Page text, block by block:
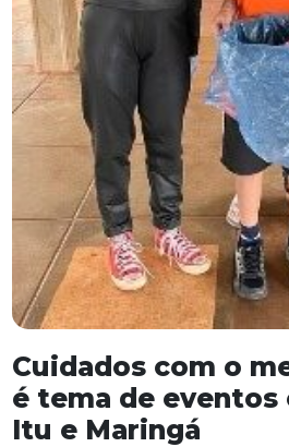
Cuidados com o
é tema de eventos
Itu e Maringá